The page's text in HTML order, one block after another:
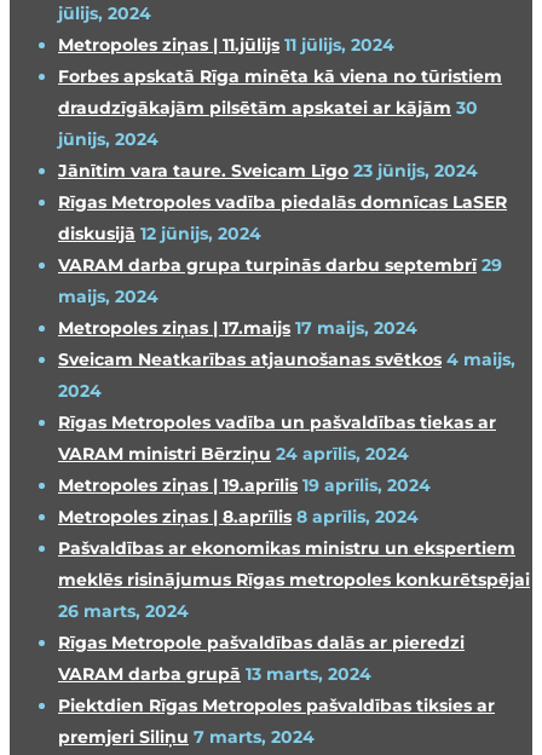
jūlijs, 2024
Metropoles ziņas | 11.jūlijs 11 jūlijs, 2024
Forbes apskatā Rīga minēta kā viena no tūristiem
draudzīgākajām pilsētām apskatei ar kājām 30
jūnijs, 2024
Jānītim vara taure. Sveicam Līgo 23 jūnijs, 2024
Rīgas Metropoles vadība piedalās domnīcas LaSER
diskusijā 12 jūnijs, 2024
VARAM darba grupa turpinās darbu septembrī 29
maijs, 2024
Metropoles ziņas | 17.maijs 17 maijs, 2024
Sveicam Neatkarības atjaunošanas svētkos 4 maijs,
2024
Rīgas Metropoles vadība un pašvaldības tiekas ar
VARAM ministri Bērziņu 24 aprīlis, 2024
Metropoles ziņas | 19.aprīlis 19 aprīlis, 2024
Metropoles ziņas | 8.aprīlis 8 aprīlis, 2024
Pašvaldības ar ekonomikas ministru un ekspertiem
meklēs risinājumus Rīgas metropoles konkurētspējai
26 marts, 2024
Rīgas Metropole pašvaldības dalās ar pieredzi
VARAM darba grupā 13 marts, 2024
Piektdien Rīgas Metropoles pašvaldības tiksies ar
premjeri Siliņu 7 marts, 2024